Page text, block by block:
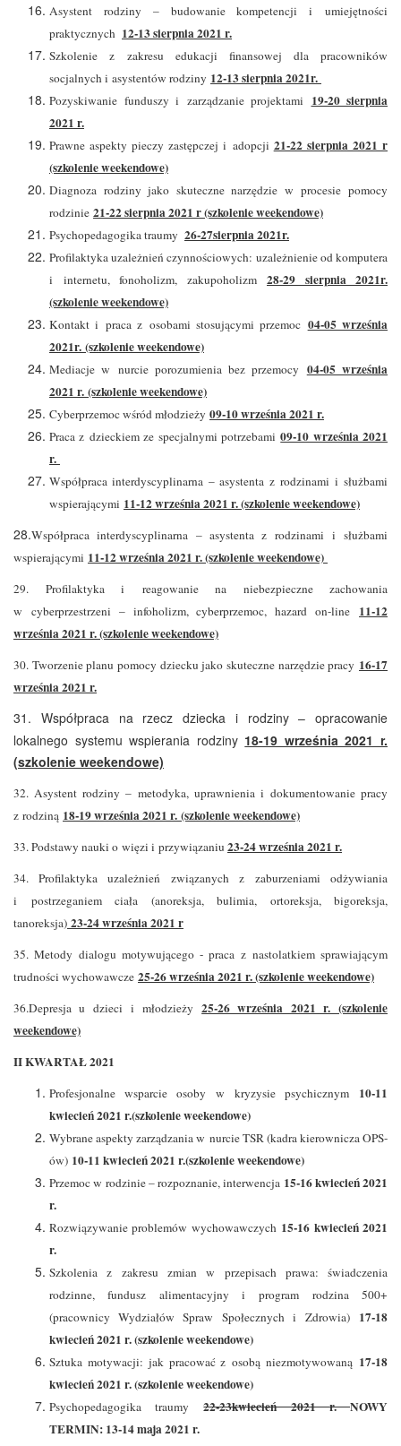
Asystent rodziny – budowanie kompetencji i umiejętności
praktycznych 12-13 sierpnia 2021 r.
Szkolenie z zakresu edukacji finansowej dla pracowników
socjalnych i asystentów rodziny 12-13 sierpnia 2021r.
Pozyskiwanie funduszy i zarządzanie projektami 19-20 sierpnia
2021 r.
Prawne aspekty pieczy zastępczej i adopcji 21-22 sierpnia 2021 r
(szkolenie weekendowe)
Diagnoza rodziny jako skuteczne narzędzie w procesie pomocy
rodzinie 21-22 sierpnia 2021 r (szkolenie weekendowe)
Psychopedagogika traumy 26-27sierpnia 2021r.
Profilaktyka uzależnień czynnościowych: uzależnienie od komputera
i internetu, fonoholizm, zakupoholizm 28-29 sierpnia 2021r.
(szkolenie weekendowe)
Kontakt i praca z osobami stosującymi przemoc 04-05 września
2021r. (szkolenie weekendowe)
Mediacje w nurcie porozumienia bez przemocy 04-05 września
2021 r. (szkolenie weekendowe)
Cyberprzemoc wśród młodzieży 09-10 września 2021 r.
Praca z dzieckiem ze specjalnymi potrzebami09-10 września 2021
r.
Współpraca interdyscyplinarna – asystenta z rodzinami i służbami
wspierającymi 11-12 września 2021 r. (szkolenie weekendowe)
28.Współpraca interdyscyplinarna – asystenta z rodzinami i służbami
wspierającymi 11-12 września 2021 r. (szkolenie weekendowe)
29. Profilaktyka i reagowanie na niebezpieczne zachowania
w cyberprzestrzeni – infoholizm, cyberprzemoc, hazard on-line 11-12
września 2021 r. (szkolenie weekendowe)
30. Tworzenie planu pomocy dziecku jako skuteczne narzędzie pracy 16-17
września 2021 r.
31. Współpraca na rzecz dziecka i rodziny – opracowanie
lokalnego systemu wspierania rodziny 18-19 września 2021 r.
(szkolenie weekendowe)
32. Asystent rodziny – metodyka, uprawnienia i dokumentowanie pracy
z rodziną 18-19 września 2021 r. (szkolenie weekendowe)
33. Podstawy nauki o więzi i przywiązaniu 23-24 września 2021 r.
34. Profilaktyka uzależnień związanych z zaburzeniami odżywiania
i postrzeganiem ciała (anoreksja, bulimia, ortoreksja, bigoreksja,
tanoreksja) 23-24 września 2021 r
35. Metody dialogu motywującego - praca z nastolatkiem sprawiającym
trudności wychowawcze 25-26 września 2021 r. (szkolenie weekendowe)
36.Depresja u dzieci i młodzieży25-26 września 2021 r. (szkolenie
weekendowe)
II KWARTAŁ 2021
Profesjonalne wsparcie osoby w kryzysie psychicznym 10-11
kwiecień 2021 r.(szkolenie weekendowe)
Wybrane aspekty zarządzania w nurcie TSR (kadra kierownicza OPS-
ów) 10-11 kwiecień 2021 r.(szkolenie weekendowe)
Przemoc w rodzinie – rozpoznanie, interwencja 15-16 kwiecień 2021
r.
Rozwiązywanie problemów wychowawczych 15-16 kwiecień 2021
r.
Szkolenia z zakresu zmian w przepisach prawa: świadczenia
rodzinne, fundusz alimentacyjny i program rodzina 500+
(pracownicy Wydziałów Spraw Społecznych i Zdrowia) 17-18
kwiecień 2021 r. (szkolenie weekendowe)
Sztuka motywacji: jak pracować z osobą niezmotywowaną 17-18
kwiecień 2021 r. (szkolenie weekendowe)
Psychopedagogika traumy22-23kwiecień 2021 r.NOWY
TERMIN: 13-14 maja 2021 r.